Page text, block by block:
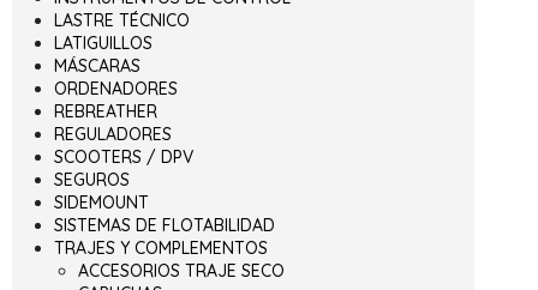
LASTRE TÉCNICO
LATIGUILLOS
MÁSCARAS
ORDENADORES
REBREATHER
REGULADORES
SCOOTERS / DPV
SEGUROS
SIDEMOUNT
SISTEMAS DE FLOTABILIDAD
TRAJES Y COMPLEMENTOS
ACCESORIOS TRAJE SECO